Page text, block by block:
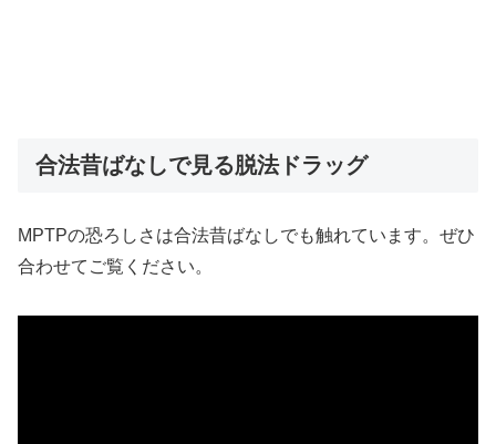
合法昔ばなしで見る脱法ドラッグ
MPTPの恐ろしさは合法昔ばなしでも触れています。ぜひ
合わせてご覧ください。